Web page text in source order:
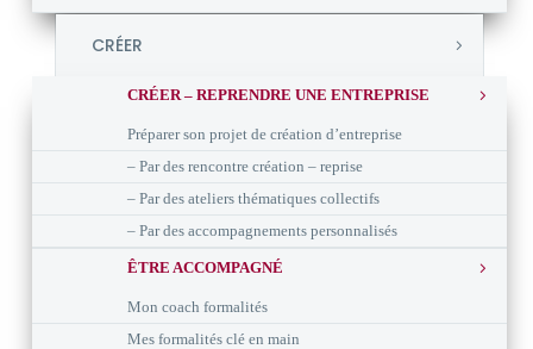
CRÉER
CRÉER – REPRENDRE UNE ENTREPRISE
Préparer son projet de création d’entreprise
– Par des rencontre création – reprise
– Par des ateliers thématiques collectifs
– Par des accompagnements personnalisés
ÊTRE ACCOMPAGNÉ
Mon coach formalités
Mes formalités clé en main